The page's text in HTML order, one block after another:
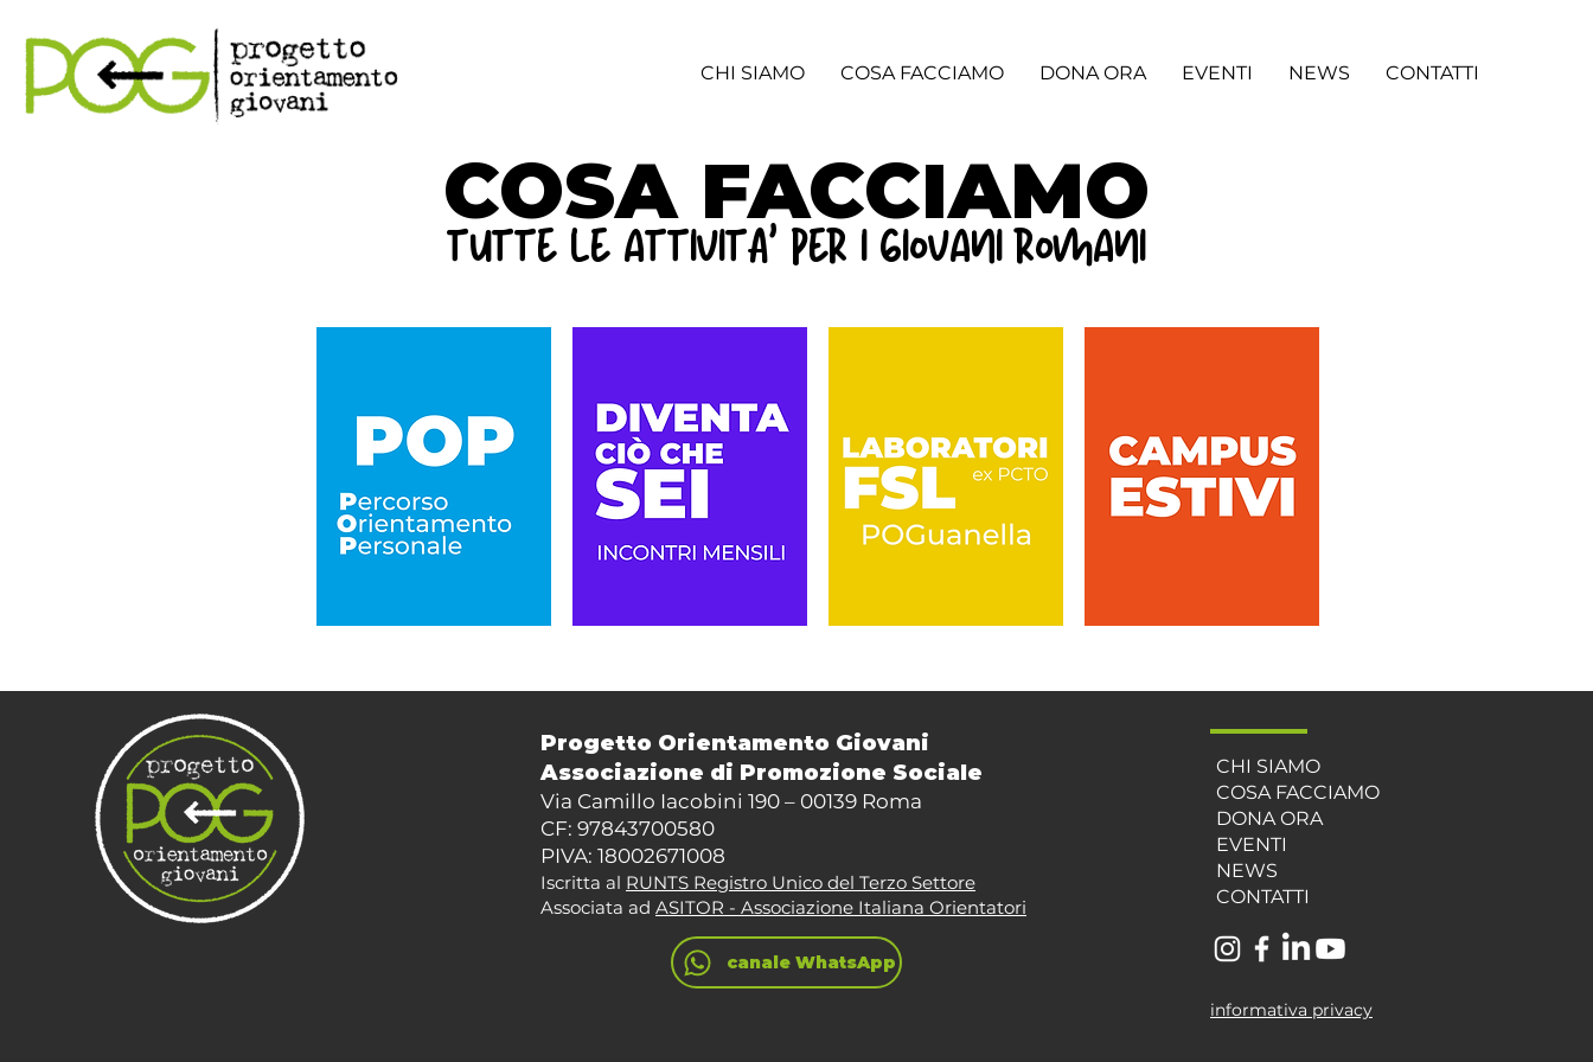
CHI SIAMO COSA FACCIAMO DONA ORA EVENTI NEWS CONTATTI
COSA FACCIAMO
tutte le attivitA' per i giovani romani
Progetto Orientamento Giovani
Associazione di Promozione Sociale
Via Camillo Iacobini 190 – 00139 Roma
CF: 97843700580
PIVA: 18002671008
Iscritta al RUNTS Registro Unico del Terzo Settore
Associata ad ASITOR - Associazione Italiana Orientatori
canale WhatsApp
CHI SIAMO
COSA FACCIAMO
DONA ORA
EVENTI
NEWS
CONTATTI
informativa privacy